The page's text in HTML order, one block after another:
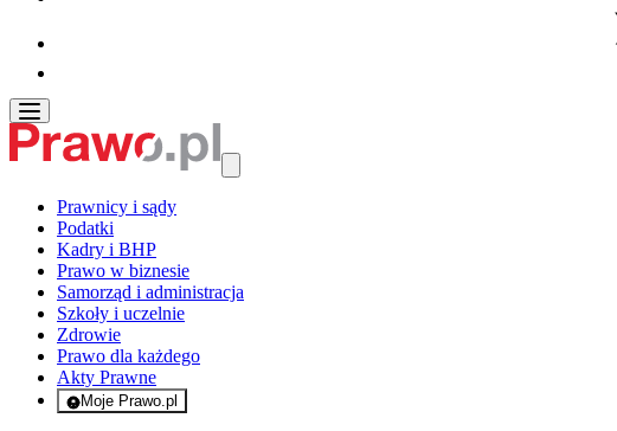
Prawnicy i sądy
Podatki
Kadry i BHP
Prawo w biznesie
Samorząd i administracja
Szkoły i uczelnie
Zdrowie
Prawo dla każdego
Akty Prawne
Moje Prawo.pl
- rejestracja i logowanie do serwisu